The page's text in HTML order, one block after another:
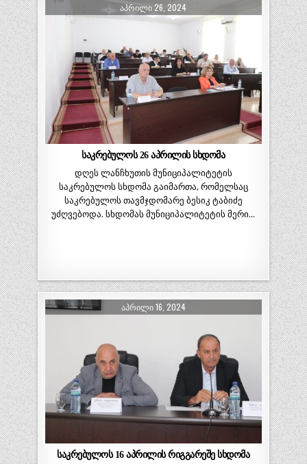
ᲐᲞᲠᲘᲚᲘ 26, 2024
საკრებულოს 26 აპრილის სხდომა
დღეს ლანჩხუთის მუნიციპალიტეტის
საკრებულოს სხდომა გაიმართა, რომელსაც
საკრებულოს თავმჯდომარე ბესიკ ტაბიძე
უძღვებოდა. სხდომას მუნიციპალიტეტის მერი…
ᲐᲞᲠᲘᲚᲘ 16, 2024
საკრებულოს 16 აპრილის რიგგარეშე სხდომა